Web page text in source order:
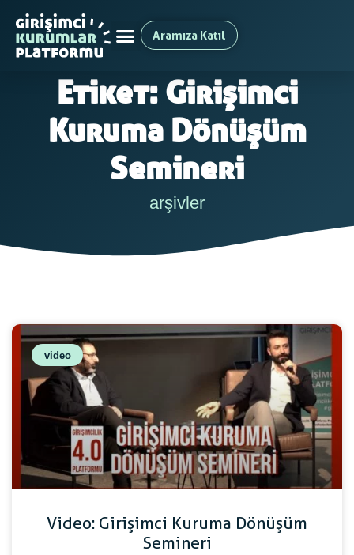
Aramıza Katıl
Etiket: Girişimci
Kuruma Dönüşüm
Semineri
arşivler
video
Video: Girişimci Kuruma Dönüşüm
Semineri